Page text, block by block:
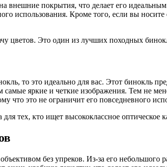
внешние покрытия, что делает его
использования. Кроме того, если вы
цветов. Это один из лучших походных
то это идеально для вас. Этот бинокль
яркие и четкие изображения. Тем не
что это не ограничит его повседневного
тех, кто ищет высококлассное оптическое
без упреков. Из-за его небольшого